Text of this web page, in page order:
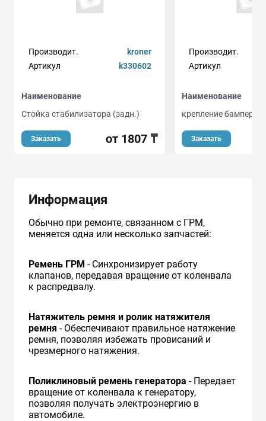
Производит.
kroner
Артикул
k330602
Наименование
Стойка стабилизатора (задн.)
Заказать от 1807 ₸
Производит.
Артикул
Наименование
крепление бампера
Заказать
Информация
Обычно при ремонте, связанном с ГРМ,
меняется одна или несколько запчастей:
Ремень ГРМ - Синхронизирует работу
клапанов, передавая вращение от коленвала
к распредвалу.
Натяжитель ремня и ролик натяжителя
ремня - Обеспечивают правильное натяжение
ремня, позволяя избежать провисаний и
чрезмерного натяжения.
Поликлиновый ремень генератора - Передает
вращение от коленвала к генератору,
позволяя получать электроэнергию в
автомобиле.